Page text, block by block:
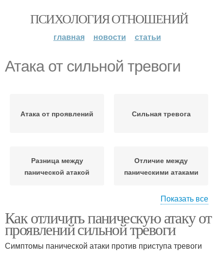
ПСИХОЛОГИЯ ОТНОШЕНИЙ
главная новости статьи
Атака от сильной тревоги
Атака от проявлений Сильная тревога
Разница между
панической атакой
Отличие между
паническими атаками
Паническая атака
тревоги
Показать все
Как отличить паническую атаку от
проявлений сильной тревоги
Симптомы панической атаки против приступа тревоги